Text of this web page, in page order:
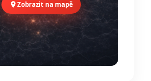
Zobrazit na mapě